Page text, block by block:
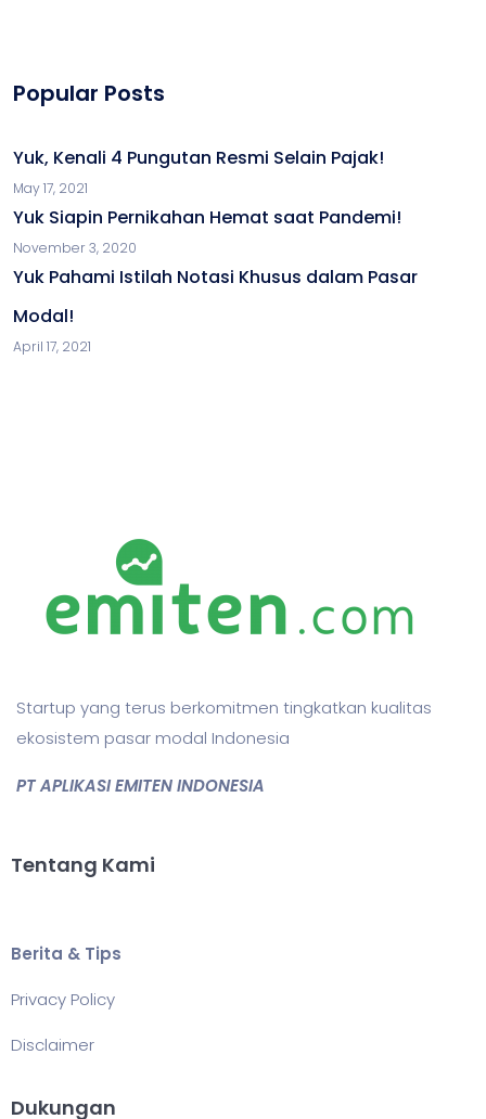
Popular Posts
Yuk, Kenali 4 Pungutan Resmi Selain Pajak!
May 17, 2021
Yuk Siapin Pernikahan Hemat saat Pandemi!
November 3, 2020
Yuk Pahami Istilah Notasi Khusus dalam Pasar
Modal!
April 17, 2021
Startup yang terus berkomitmen tingkatkan kualitas
ekosistem pasar modal Indonesia
PT APLIKASI EMITEN INDONESIA
Tentang Kami
Berita & Tips
Privacy Policy
Disclaimer
Dukungan